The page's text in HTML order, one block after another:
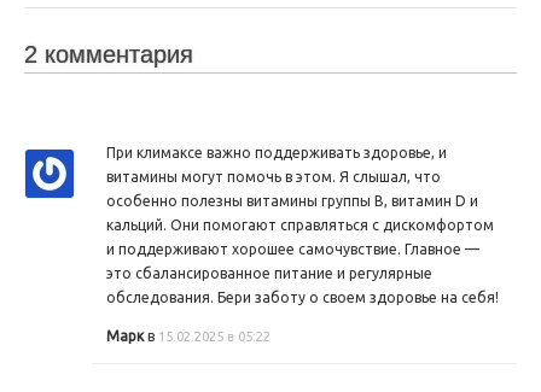
2 комментария
При климаксе важно поддерживать здоровье, и
витамины могут помочь в этом. Я слышал, что
особенно полезны витамины группы B, витамин D и
кальций. Они помогают справляться с дискомфортом
и поддерживают хорошее самочувствие. Главное —
это сбалансированное питание и регулярные
обследования. Бери заботу о своем здоровье на себя!
Маркв 15.02.2025 в 05:22